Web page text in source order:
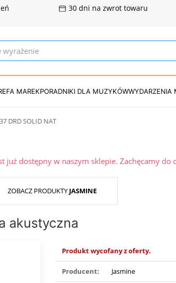
30 dni na zwrot towaru
MAREKPORADNIKI DLA MUZYKÓWWYDARZENIA
DRD SOLID NAT
już dostępny w naszym sklepie. Zachęcamy
ZOBACZ PRODUKTY JASMINE
akustyczna
Produkt wycofany z oferty.
Producent: Jasmine